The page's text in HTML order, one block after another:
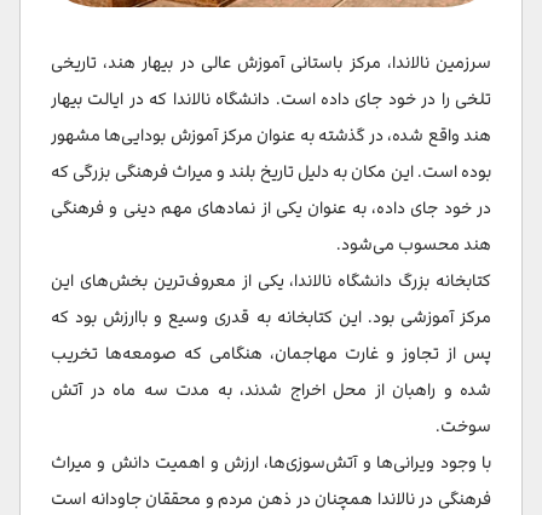
سرزمین نالاندا، مرکز باستانی آموزش عالی در بیهار هند، تاریخی
تلخی را در خود جای داده است. دانشگاه نالاندا که در ایالت بیهار
هند واقع شده، در گذشته به عنوان مرکز آموزش بودایی‌ها مشهور
بوده است. این مکان به دلیل تاریخ بلند و میراث فرهنگی بزرگی که
در خود جای داده، به عنوان یکی از نمادهای مهم دینی و فرهنگی
هند محسوب می‌شود.
کتابخانه بزرگ دانشگاه نالاندا، یکی از معروف‌ترین بخش‌های این
مرکز آموزشی بود. این کتابخانه به قدری وسیع و باارزش بود که
پس از تجاوز و غارت مهاجمان، هنگامی که صومعه‌ها تخریب
شده و راهبان از محل اخراج شدند، به مدت سه ماه در آتش
سوخت.
با وجود ویرانی‌ها و آتش‌سوزی‌ها، ارزش و اهمیت دانش و میراث
فرهنگی در نالاندا همچنان در ذهن مردم و محققان جاودانه است